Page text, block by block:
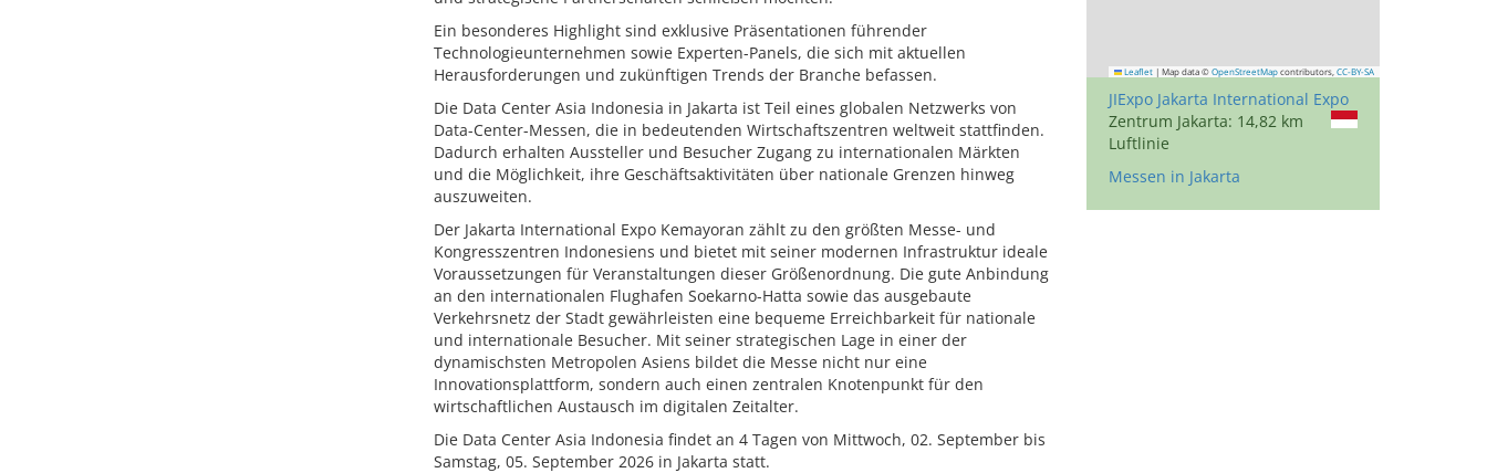
Ein besonderes Highlight sind exklusive Präsentationen führender
Technologieunternehmen sowie Experten-Panels, die sich mit aktuellen
Herausforderungen und zukünftigen Trends der Branche befassen.
Die Data Center Asia Indonesia in Jakarta ist Teil eines globalen Netzwerks von
Data-Center-Messen, die in bedeutenden Wirtschaftszentren weltweit stattfinden.
Dadurch erhalten Aussteller und Besucher Zugang zu internationalen Märkten
und die Möglichkeit, ihre Geschäftsaktivitäten über nationale Grenzen hinweg
auszuweiten.
Der Jakarta International Expo Kemayoran zählt zu den größten Messe- und
Kongresszentren Indonesiens und bietet mit seiner modernen Infrastruktur ideale
Voraussetzungen für Veranstaltungen dieser Größenordnung. Die gute Anbindung
an den internationalen Flughafen Soekarno-Hatta sowie das ausgebaute
Verkehrsnetz der Stadt gewährleisten eine bequeme Erreichbarkeit für nationale
und internationale Besucher. Mit seiner strategischen Lage in einer der
dynamischsten Metropolen Asiens bildet die Messe nicht nur eine
Innovationsplattform, sondern auch einen zentralen Knotenpunkt für den
wirtschaftlichen Austausch im digitalen Zeitalter.
Die Data Center Asia Indonesia findet an 4 Tagen von Mittwoch, 02. September bis
Samstag, 05. September 2026 in Jakarta statt.
Leaflet | Map data © OpenStreetMap contributors, CC-BY-SA
JIExpo Jakarta International Expo
Zentrum Jakarta: 14,82 km
Luftlinie
Messen in Jakarta